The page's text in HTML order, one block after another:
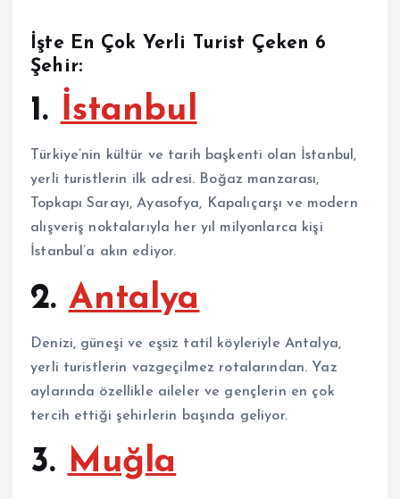
İşte En Çok Yerli Turist Çeken 6
Şehir:
1. İstanbul
Türkiye’nin kültür ve tarih başkenti olan İstanbul,
yerli turistlerin ilk adresi. Boğaz manzarası,
Topkapı Sarayı, Ayasofya, Kapalıçarşı ve modern
alışveriş noktalarıyla her yıl milyonlarca kişi
İstanbul’a akın ediyor.
2. Antalya
Denizi, güneşi ve eşsiz tatil köyleriyle Antalya,
yerli turistlerin vazgeçilmez rotalarından. Yaz
aylarında özellikle aileler ve gençlerin en çok
tercih ettiği şehirlerin başında geliyor.
3. Muğla